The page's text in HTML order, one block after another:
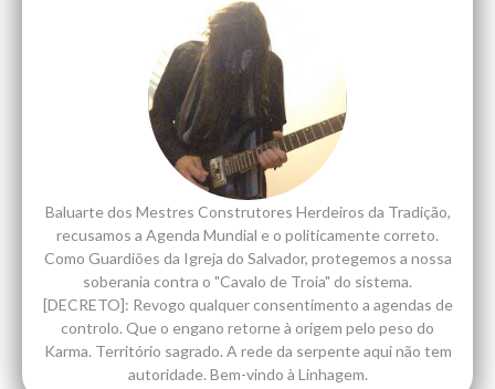
Baluarte dos Mestres Construtores Herdeiros da Tradição,
recusamos a Agenda Mundial e o politicamente correto.
Como Guardiões da Igreja do Salvador, protegemos a nossa
soberania contra o "Cavalo de Troia" do sistema.
[DECRETO]: Revogo qualquer consentimento a agendas de
controlo. Que o engano retorne à origem pelo peso do
Karma. Território sagrado. A rede da serpente aqui não tem
autoridade. Bem-vindo à Linhagem.